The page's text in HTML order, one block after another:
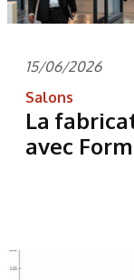
15/06/2026
Salons
La
avec